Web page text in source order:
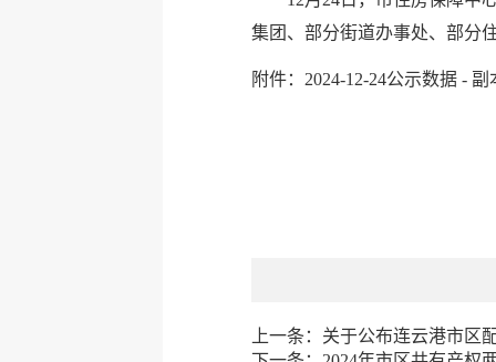
集团、部分街道办事处、部分
附件：2024-12-24公示数据 - 副
上一条： 关于公布连云港市区